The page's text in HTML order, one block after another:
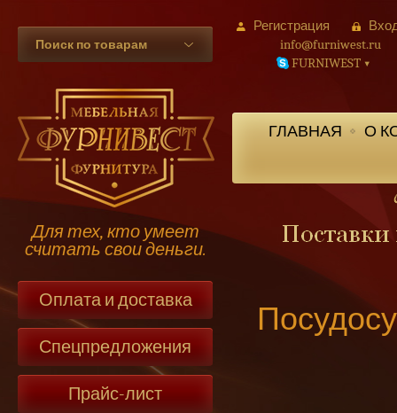
Поиск по товарам
Регистрация
info@furniwest.ru
FURNIWEST ▾
ГЛАВНАЯ О
Для тех, кто умеет
считать свои деньги.
Оплата и доставка
Спецпредложения
Прайс-лист